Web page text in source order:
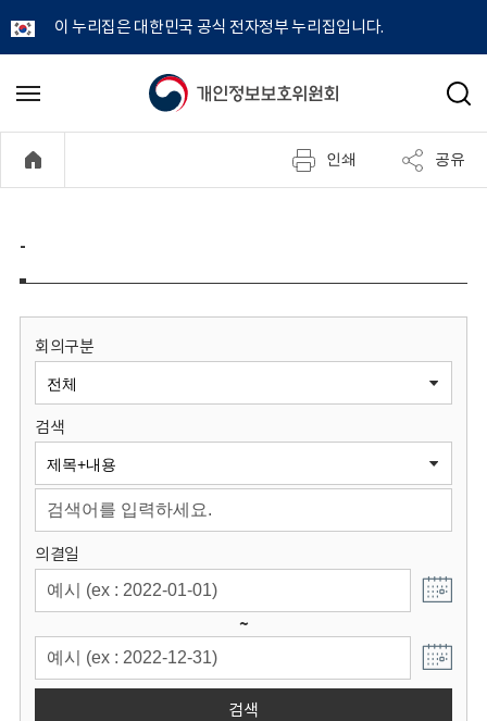
이 누리집은 대한민국 공식 전자정부 누리집입니다.
개
정
보
원
회
메
기
검
인쇄 공유
-
회의구분
검색
의결일
~
검색